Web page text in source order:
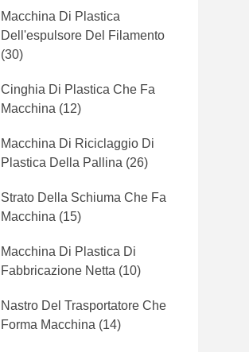
Macchina Di Plastica
Dell'espulsore Del Filamento
(30)
Cinghia Di Plastica Che Fa
Macchina (12)
Macchina Di Riciclaggio Di
Plastica Della Pallina (26)
Strato Della Schiuma Che Fa
Macchina (15)
Macchina Di Plastica Di
Fabbricazione Netta (10)
Nastro Del Trasportatore Che
Forma Macchina (14)